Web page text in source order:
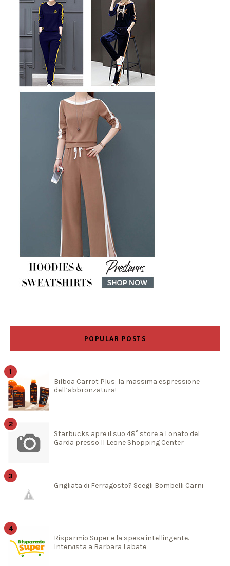
POPULAR POSTS
Bilboa Carrot Plus: la massima espressione
dell’abbronzatura!
Starbucks apre il suo 48° store a Lonato del
Garda presso Il Leone Shopping Center
Grigliata di Ferragosto? Scegli Bombelli Carni
Risparmio Super e la spesa intellingente.
Intervista a Barbara Labate